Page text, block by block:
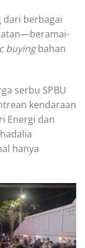
dari berbagai
buyingbahan
serbu SPBU
kendaraan
Energi dan
hanya